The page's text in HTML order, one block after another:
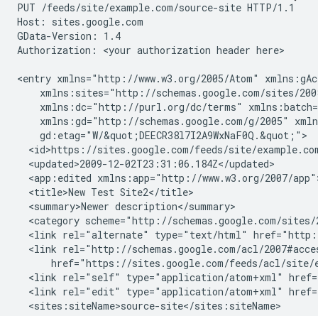
PUT /feeds/site/example.com/source-site HTTP/1.1
Host: sites.google.com
GData-Version: 1.4
Authorization: <your authorization header here>
<entry xmlns="http://www.w3.org/2005/Atom"
xmlns:sites="http://schemas.google.com/sites/
xmlns:dc="http://purl.org/dc/terms"
xmlns:gd="http://schemas.google.com/g/2005"
    gd:etag="W/&quot;DEECR38l7I2A9WxNaF0Q.&quot;">
  <id>https://sites.google.com/feeds/site/
  <updated>2009-12-02T23:31:06.184Z</updated>
<app:edited xmlns:app="http://www.w3.org/2007/
  <title>
New Test Site2</title>
  <summary>
Newer description</summary>
<category scheme="http://schemas.google.com/
<link rel="alternate" type="text/html"
<link rel="http://schemas.google.com/acl/
      href="https://sites.google.com/feeds/acl/site/
<link rel="self" type="application/atom+xml"
<link rel="edit" type="application/atom+xml"
  <sites:siteName>
source-site</sites:siteName>